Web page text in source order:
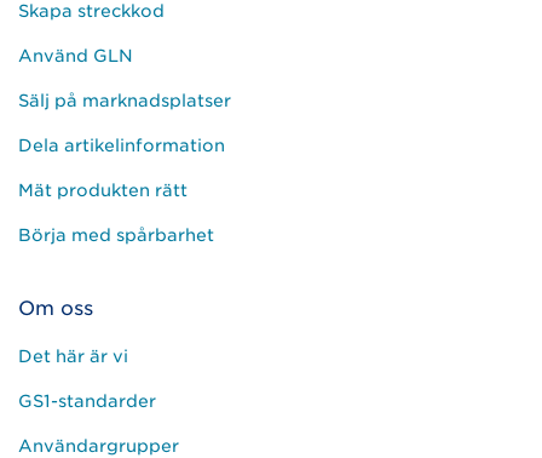
Skapa streckkod
Använd GLN
Sälj på marknadsplatser
Dela artikelinformation
Mät produkten rätt
Börja med spårbarhet
Om oss
Det här är vi
GS1-standarder
Användargrupper